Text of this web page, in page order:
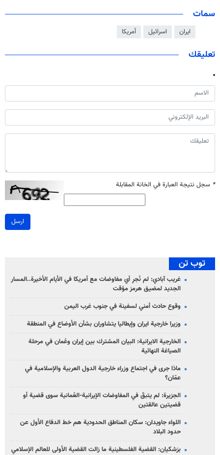
سمات
ايران اسرائيل أمريكا
تعليقك
* سجل نتيجة العبارة في الخانة المقابلة
ارسل
توب تن
غريب آبادي: لم نُجرِ أي مفاوضات مع أمريكا في الأيام الأخيرة..المسار
الجديد لمضيق هرمز مؤقت
وقوع حادث أمني لسفينة في جنوب غرب اليمن
وزيرا خارجية ايران وإيطاليا يتشاوران بشأن الأوضاع في المنطقة
الخارجية الايرانية: البيان المشترك بين إيران وعُمان في مرحلة
الصياغة النهائية
ماذا جرى في اجتماع وزراء خارجية الدول العربية والإسلامية في
عمّان؟
الجزيرة: لم يتبقّ في المفاوضات الإيرانية-العُمانية سوى قضية أو
قضيتين عالقتين
اللواء جاويدان: سكان المناطق الحدودية هم خط الدفاع الأول عن
حدود البلاد
بزشكيان: القضية الفلسطينية ما زالت القضية الأولى للعالم الإسلامي